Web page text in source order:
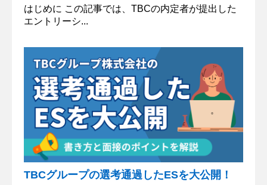
はじめに この記事では、TBCの内定者が提出した
エントリーシ...
TBCグループの選考通過したESを大公開！